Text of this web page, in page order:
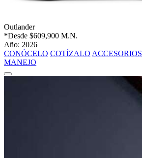
Outlander
*Desde $609,900 M.N.
Año: 2026
CONÓCELO COTÍZALO ACCESORIOS
MANEJO